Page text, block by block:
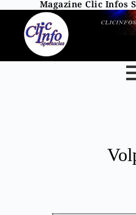
Magazine Clic Infos